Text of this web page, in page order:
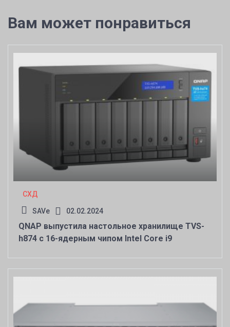
Вам может понравиться
СХД
SAVe 02.02.2024
QNAP выпустила настольное хранилище TVS-
h874 с 16-ядерным чипом Intel Core i9